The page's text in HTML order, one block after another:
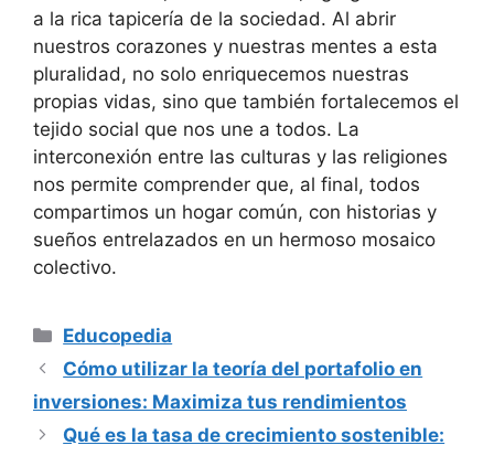
a la rica tapicería de la sociedad. Al abrir
nuestros corazones y nuestras mentes a esta
pluralidad, no solo enriquecemos nuestras
propias vidas, sino que también fortalecemos el
tejido social que nos une a todos. La
interconexión entre las culturas y las religiones
nos permite comprender que, al final, todos
compartimos un hogar común, con historias y
sueños entrelazados en un hermoso mosaico
colectivo.
Categorías
Educopedia
Cómo utilizar la teoría del portafolio en
inversiones: Maximiza tus rendimientos
Qué es la tasa de crecimiento sostenible: